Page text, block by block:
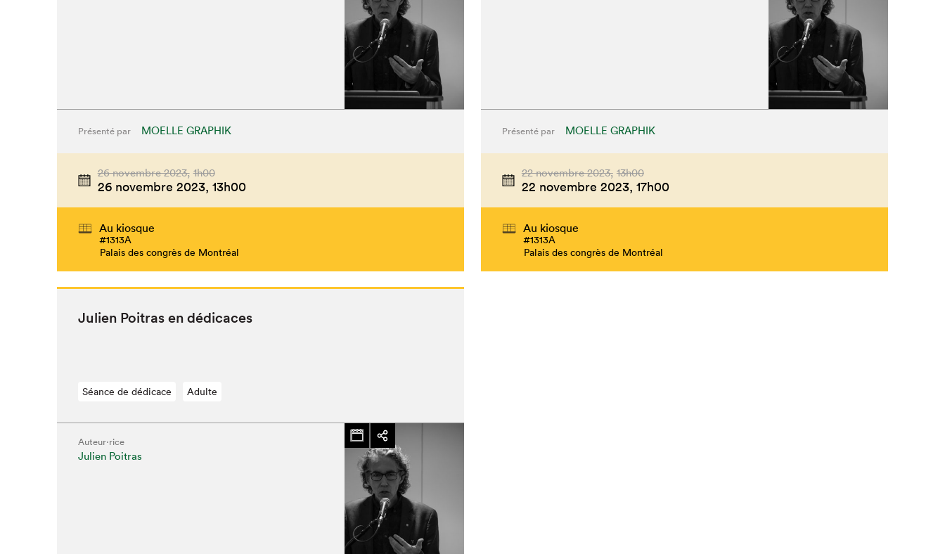
Fermer
Présenté par MOELLE GRAPHIK
26 novembre 2023, 1h00
26 novembre 2023, 13h00
Au kiosque
#1313A
Palais des congrès de Montréal
Présenté par MOELLE GRAPHIK
22 novembre 2023, 13h00
22 novembre 2023, 17h00
Au kiosque
#1313A
Palais des congrès de Montréal
Julien Poitras en dédicaces
Séance de dédicace Adulte
Auteur·rice
Julien Poitras